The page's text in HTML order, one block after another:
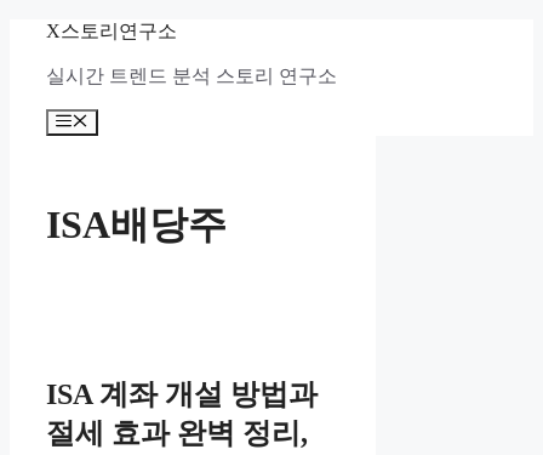
X스토리연구소
실시간 트렌드 분석 스토리 연구소
메
ISA배당주
ISA 계좌 개설 방법과
절세 효과 완벽 정리,